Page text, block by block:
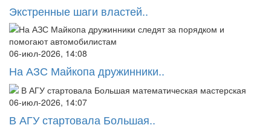
Экстренные шаги властей..
06-июл-2026, 14:08
На АЗС Майкопа дружинники..
06-июл-2026, 14:07
В АГУ стартовала Большая..